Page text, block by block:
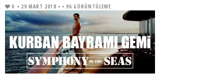
0 • 29 MART 2018 • • 96 GÖRÜNTÜLEME